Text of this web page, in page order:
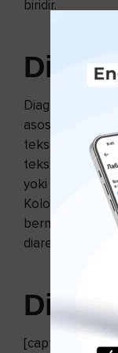
biridir.
Diagnozni aniq
asosida
tekshiruvi
tekshiruvi -
yoki parazitar
Kolonoskopiya
bermasa,
diareyaning
[caption